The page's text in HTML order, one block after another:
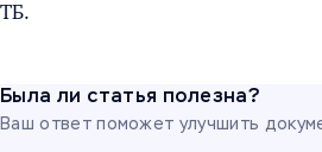
ТБ.
Была ли статья полезна?
Ваш ответ поможет улучшить